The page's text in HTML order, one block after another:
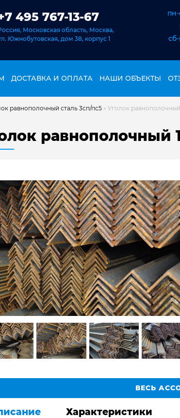
495 767-13-67
Московская область, Москва,
Южнобутовская, дом 38, корпус 1
ДОСТАВКА И ОПЛАТА НАШИ ОБЪЕКТЫ
равнополочный сталь 3сп/пс5 » Уголок равнополочный
равнополочный
ВЕСЬ
Характеристики